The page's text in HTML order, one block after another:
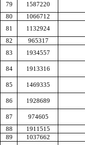
79
1587220
80
1066712
81
1132924
82
965317
83
1934557
84 1913316
85 1469335
86 1928689
87 974605
88
1911515
89
1037662